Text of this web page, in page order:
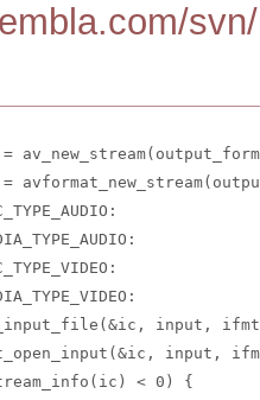
input,
input,
< 0) {